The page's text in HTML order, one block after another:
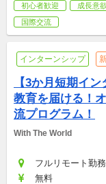
初心者歓迎 成長意
国際交流
インターンシップ
【3か月短期イ
教育を届ける！
流プログラム！
With The World
フルリモート勤務
無料